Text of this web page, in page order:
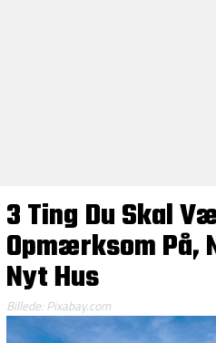
3 Ting Du Skal
Opmærksom På,
Nyt Hus
Billede: Pixabay.com